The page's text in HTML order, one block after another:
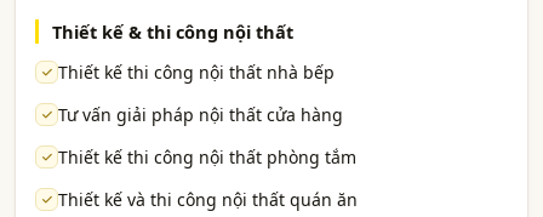
Thiết kế & thi công nội thất
Thiết kế thi công nội thất nhà bếp
Tư vấn giải pháp nội thất cửa hàng
Thiết kế thi công nội thất phòng tắm
Thiết kế và thi công nội thất quán ăn